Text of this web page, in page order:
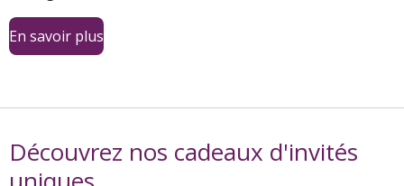
En savoir plus
Découvrez nos cadeaux d'invités